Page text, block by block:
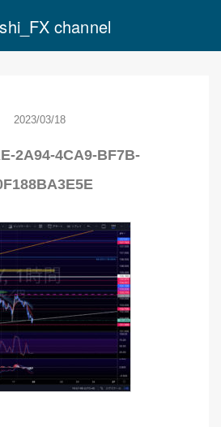
channel
2023/03/18
2A94-4CA9-BF7B-